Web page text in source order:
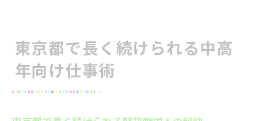
東京都で長く続けられる中高
年向け仕事術